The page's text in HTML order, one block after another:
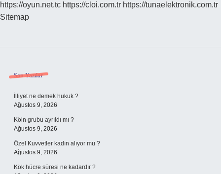
https://oyun.net.tc https://cloi.com.tr https://tunaelektronik.com.tr
Sitemap
Sidebar
Son Yazılar
İlliyet ne demek hukuk ?
Ağustos 9, 2026
Köln grubu ayrıldı mı ?
Ağustos 9, 2026
Özel Kuvvetler kadın alıyor mu ?
Ağustos 9, 2026
Kök hücre süresi ne kadardır ?